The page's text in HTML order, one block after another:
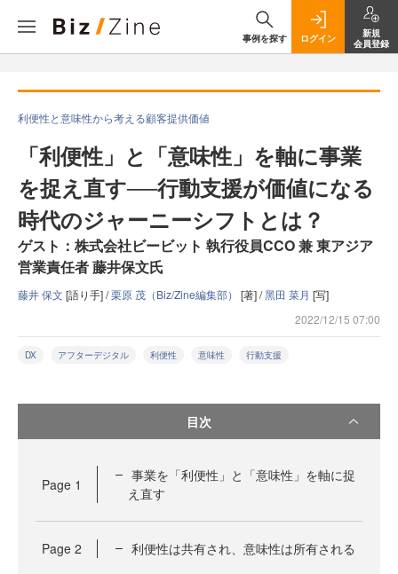
事例を探す ログイン
新規
会員登録
利便性と意味性から考える顧客提供価値
「利便性」と「意味性」を軸に事業
を捉え直す──行動支援が価値になる
時代のジャーニーシフトとは？
ゲスト：株式会社ビービット 執行役員CCO 兼 東アジア
営業責任者 藤井保文氏
藤井 保文 [語り手] /栗原 茂（Biz/Zine編集部） [著] /黑田 菜月 [写]
2022/12/15 07:00
DX アフターデジタル 利便性 意味性 行動支援
目次
Page 1
事業を「利便性」と「意味性」を軸に捉
え直す
Page 2 利便性は共有され、意味性は所有される